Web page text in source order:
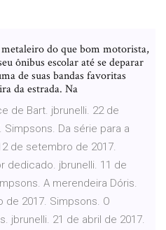
do que bom motorista,
ônibus escolar até se deparar
de suas bandas favoritas
da estrada. Na
de Bart. jbrunelli. 22 de
Simpsons. Da série para a
de setembro de 2017.
dedicado. jbrunelli. 11 de
A merendeira Dóris.
de 2017. Simpsons. O
jbrunelli. 21 de abril de 2017.